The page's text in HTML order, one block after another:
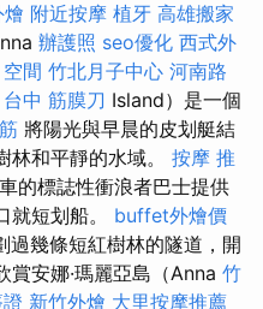
附近按摩 植牙 高雄搬家
辦護照 seo優化 西式外
空間 竹北月子中心 河南路
台中 筋膜刀 Island）是一個
將陽光與早晨的皮划艇結
林和平靜的水域。 按摩 推
的標誌性衝浪者巴士提供
就短划船。 buffet外燴價
過幾條短紅樹林的隧道，開
賞安娜·瑪麗亞島（Anna 竹
新竹外燴 大里按摩推薦